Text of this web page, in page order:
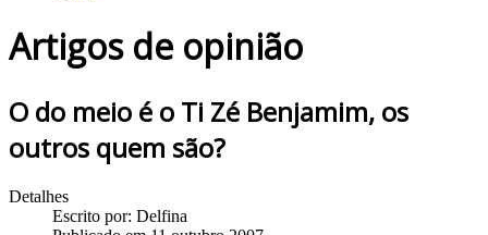
Artigos de opinião
O do meio é o Ti Zé Benjamim, os
outros quem são?
Detalhes
Escrito por: Delfina